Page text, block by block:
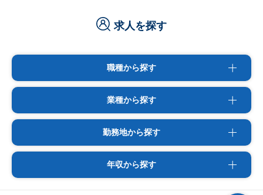
求人を探す
職種から探す
業種から探す
勤務地から探す
年収から探す